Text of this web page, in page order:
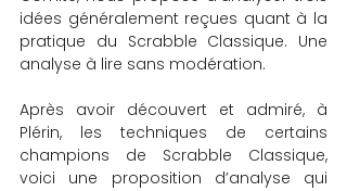
idées généralement reçues quant à la
pratique du Scrabble Classique. Une
analyse à lire sans modération.
Après avoir découvert et admiré, à
Plérin, les techniques de certains
champions de Scrabble Classique,
voici une proposition d’analyse qui